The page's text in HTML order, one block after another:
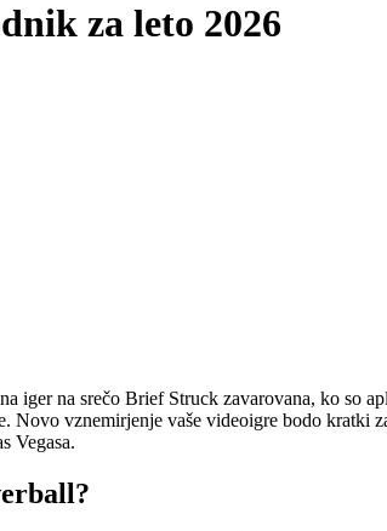
za leto 2026
iger na srečo Brief Struck zavarovana, ko so
vznemirjenje vaše videoigre bodo kratki
Vegasa.